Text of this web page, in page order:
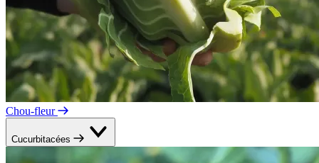
Chou-fleur
Cucurbitacées